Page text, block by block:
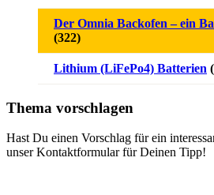
Der Omnia Backofen – ein
(322)
Lithium (LiFePo4) Batterien
Thema vorschlagen
Hast Du einen Vorschlag für ein
unser Kontaktformular für Deinen Tipp!